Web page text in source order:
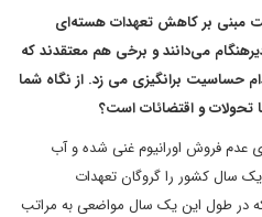
مبنی بر کاهش تعهدات هسته‌ای
می‌دانند و برخی هم معتقدند که
حساسیت برانگیزی می زد. از نگاه شما
تحولات و اقتضائات است؟
عدم فروش اورانیوم غنی شده و آب
یک سال کشور را گروگان تعهدات
در طول این یک سال مواضعی به مراتب